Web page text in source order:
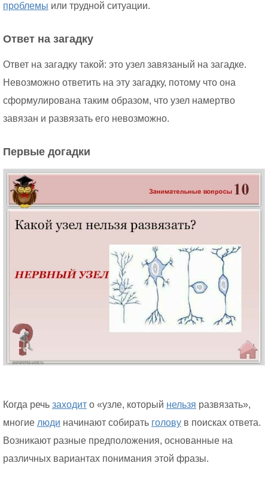
проблемы или трудной ситуации.
Ответ на загадку
Ответ на загадку такой: это узел завязаный на загадке.
Невозможно ответить на эту загадку, потому что она
сформулирована таким образом, что узел намертво
завязан и развязать его невозможно.
Первые догадки
Когда речь заходит о «узле, который нельзя развязать»,
многие люди начинают собирать голову в поисках ответа.
Возникают разные предположения, основанные на
различных вариантах понимания этой фразы.